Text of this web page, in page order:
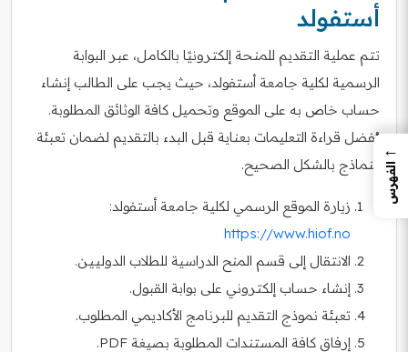
أستفولد
تتم عملية التقديم للمنحة إلكترونيًا بالكامل، عبر البوابة
الرسمية لكلية جامعة أستفولد، حيث يجب على الطالب إنشاء
حساب خاص به على الموقع وتحميل كافة الوثائق المطلوبة.
يُفضل قراءة التعليمات بعناية قبل البدء بالتقديم لضمان تعبئة
النماذج بالشكل الصحيح.
زيارة الموقع الرسمي لكلية جامعة أستفولد:
https://www.hiof.no
الانتقال إلى قسم المنح الدراسية للطلاب الدوليين.
إنشاء حساب إلكتروني على بوابة القبول.
تعبئة نموذج التقديم للبرنامج الأكاديمي المطلوب.
إرفاق كافة المستندات المطلوبة بصيغة PDF.
←
الفهرس